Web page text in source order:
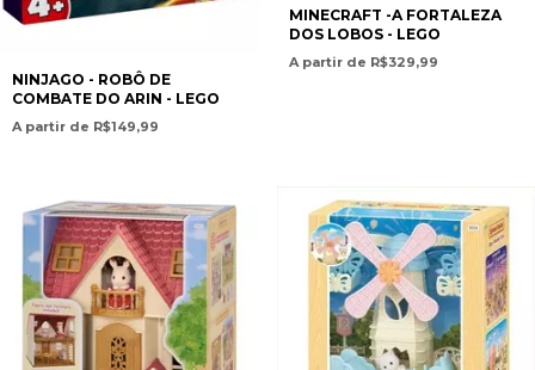
NINJAGO - ROBÔ DE
COMBATE DO ARIN - LEGO
A partir de R$149,99
MINECRAFT -A FORTALEZA
DOS LOBOS - LEGO
A partir de R$329,99